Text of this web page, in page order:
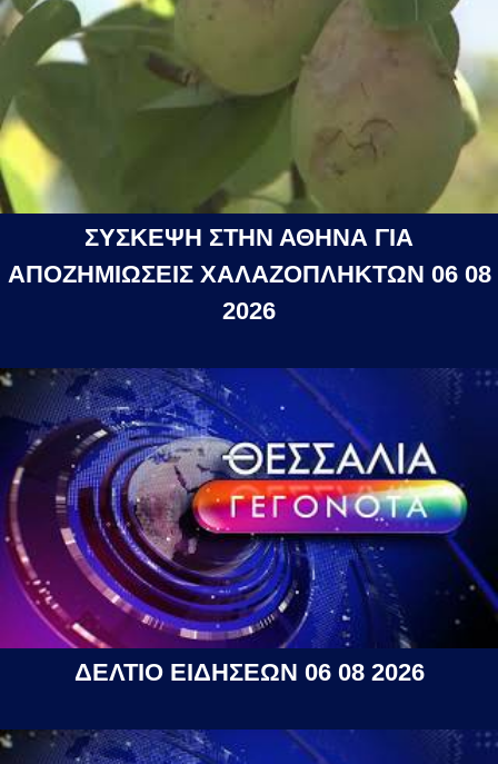
ΣΥΣΚΕΨΗ ΣΤΗΝ ΑΘΗΝΑ ΓΙΑ
ΑΠΟΖΗΜΙΩΣΕΙΣ ΧΑΛΑΖΟΠΛΗΚΤΩΝ 06 08
2026
ΔΕΛΤΙΟ ΕΙΔΗΣΕΩΝ 06 08 2026